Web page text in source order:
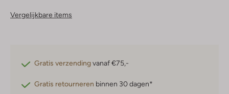
Vergelijkbare items
Gratis verzendingvanaf €75,-
Gratis retourneren binnen 30 dagen*